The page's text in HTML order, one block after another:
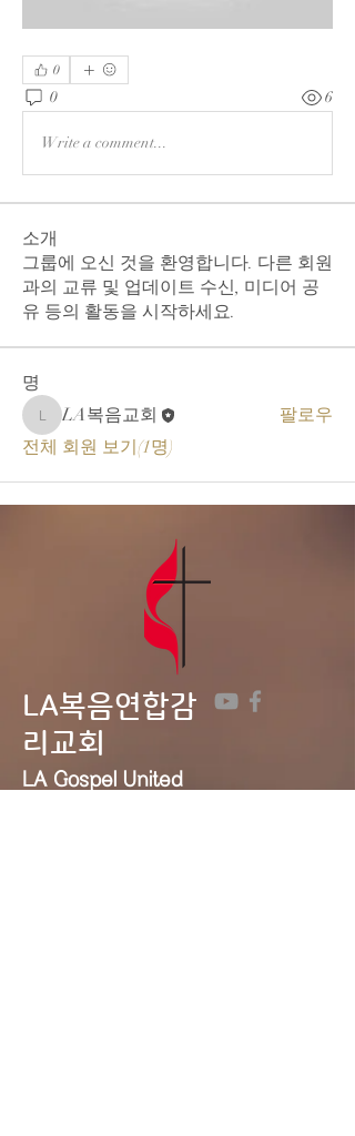
0
0 6
Write a comment...
소개
그룹에 오신 것을 환영합니다. 다른 회원
과의 교류 및 업데이트 수신, 미디어 공
유 등의 활동을 시작하세요.
명
LA복음교회
LA복음교회
팔로우
전체 회원 보기(1명)
LA복음연합감
리교회
LA Gospel United